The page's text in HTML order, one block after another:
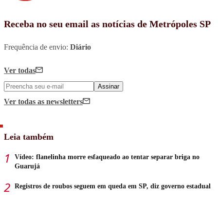
Receba no seu email as notícias de Metrópoles SP
Frequência de envio: Diário
Ver todas
Assinar
Ver todas as newsletters
Leia também
Vídeo: flanelinha morre esfaqueado ao tentar separar briga no
Guarujá
Registros de roubos seguem em queda em SP, diz governo estadual